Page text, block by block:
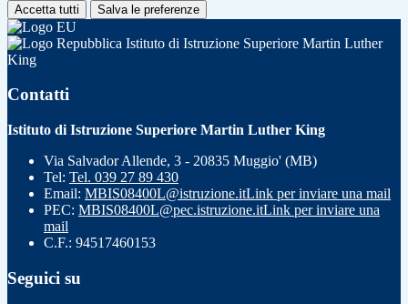
Accetta tutti Salva le preferenze
Istituto di Istruzione Superiore Martin Luther
King
Contatti
Istituto di Istruzione Superiore Martin Luther King
Via Salvador Allende, 3 - 20835 Muggio' (MB)
Tel: Tel. 039 27 89 430
Email: MBIS08400L@istruzione.itLink per inviare una mail
PEC: MBIS08400L@pec.istruzione.itLink per inviare una
mail
C.F.: 94517460153
Seguici su